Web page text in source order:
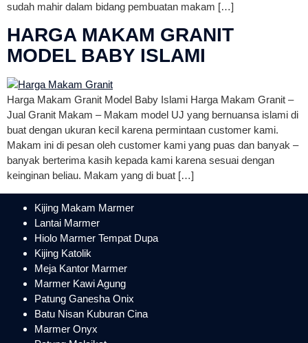
sudah mahir dalam bidang pembuatan makam […]
HARGA MAKAM GRANIT
MODEL BABY ISLAMI
Harga Makam Granit Model Baby Islami Harga Makam Granit –
Jual Granit Makam – Makam model UJ yang bernuansa islami di
buat dengan ukuran kecil karena permintaan customer kami.
Makam ini di pesan oleh customer kami yang puas dan banyak –
banyak berterima kasih kepada kami karena sesuai dengan
keinginan beliau. Makam yang di buat […]
Kijing Makam Marmer
Lantai Marmer
Hiolo Marmer Tempat Dupa
Kijing Katolik
Meja Kantor Marmer
Marmer Kawi Agung
Patung Ganesha Onix
Batu Nisan Kuburan Cina
Marmer Onyx